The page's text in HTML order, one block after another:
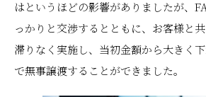
はというほどの影響がありましたが、
っかりと交渉するとともに、お客様と
滞りなく実施し、当初金額から大きく
で無事譲渡することができました。